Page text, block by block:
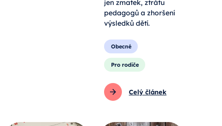
jen zmatek, ztrátu
pedagogů a zhoršení
výsledků dětí.
Obecné
Pro rodiče
Celý článek